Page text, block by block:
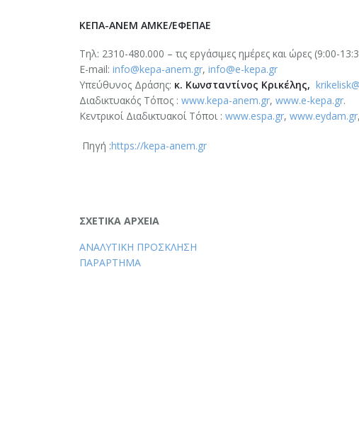
ΚΕΠΑ-ΑΝΕΜ ΑΜΚΕ/ΕΦΕΠΑΕ
Τηλ: 2310-480.000 – τις εργάσιμες ημέρες και ώρες (9:00-
Ε-mail: info@kepa-anem.gr, info@e-kepa.gr
Υπεύθυνος Δράσης: κ. Kωνσταντίνος Κρικέλης,
Διαδικτυακός Τόπος : www.kepa-anem.gr, www.e-kepa.gr.
Kεντρικοί Διαδικτυακοί Τόποι : www.espa.gr, www.eydam.gr,
Πηγή :https://kepa-anem.gr
ΣΧΕΤΙΚΑ ΑΡΧΕΙΑ
ΑΝΑΛΥΤΙΚΗ ΠΡΟΣΚΛΗΣΗ
ΠΑΡΑΡΤΗΜΑ